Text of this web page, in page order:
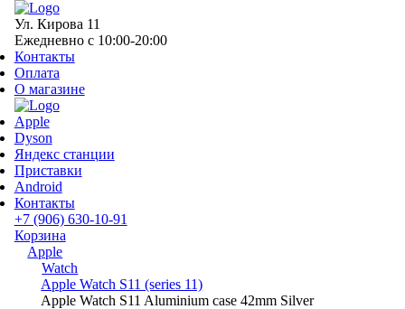
Ул. Кирова 11
Ежедневно с 10:00-20:00
Контакты
Оплата
О магазине
Apple
Dyson
Яндекс станции
Приставки
Android
Контакты
+7 (906) 630-10-91
Корзина
Apple
Watch
Apple Watch S11 (series 11)
Apple Watch S11 Aluminium case 42mm Silver